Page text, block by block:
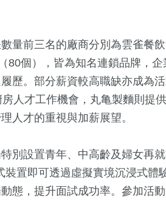
量前三名的廠商分別為雲雀餐
80個），皆為知名連鎖品牌，
歷。部分薪資較高職缺亦成為
人才工作機會，丸亀製麵則提
人才的重視與加薪展望。
別設置青年、中高齡及婦女再
裝置即可透過虛擬實境沉浸式體
態，提升面試成功率。參加活
+
社會
56+
兩岸